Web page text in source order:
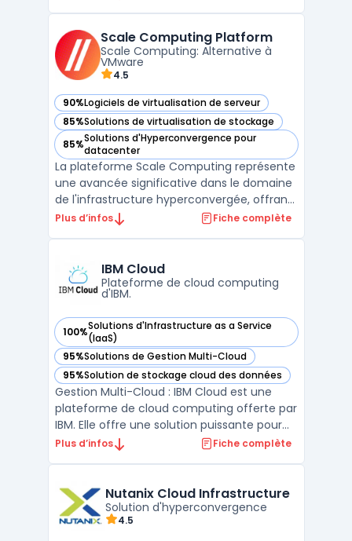
renforcées disposent d'une solution pour
traiter leu ...
Scale Computing Platform
Scale Computing: Alternative à
VMware
4.5
90%Logiciels de virtualisation de serveur
— voir Scale Computing Platform dans cette catégorie
85%Solutions de virtualisation de stockage
— voir Scale Computing Platform dans cette catégorie
85%Solutions d'Hyperconvergence pour
datacenter
— voir Scale Computing Platform dans cette catégorie
La plateforme Scale Computing représente
une avancée significative dans le domaine
de l'infrastructure hyperconvergée, offrant
une solution complète qui intègre serveurs,
Plus d’infos Fiche complète
IBM Cloud
Plateforme de cloud computing
d'IBM.
100%Solutions d'Infrastructure as a Service
(IaaS)
— voir IBM Cloud dans cette catégorie
95%Solutions de Gestion Multi-Cloud
— voir IBM Cloud dans cette catégorie
95%Solution de stockage cloud des données
— voir IBM Cloud dans cette catégorie
Gestion Multi-Cloud : IBM Cloud est une
plateforme de cloud computing offerte par
IBM. Elle offre une solution puissante pour
les entreprises qui souhaitent migrer leurs
cloud, ce qui signifie qu'elle permet aux
entrep ...
Plus d’infos Fiche complète
Nutanix Cloud Infrastructure
Solution d'hyperconvergence
4.5